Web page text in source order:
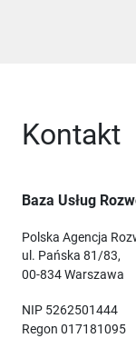
Kontakt
Baza Usług
Polska Agencja
ul. Pańska 81/83,
00-834 Warszawa
NIP 5262501444
Regon 017181095